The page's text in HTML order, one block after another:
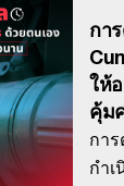
กา
ให้
คุ้ม
การ
กำ